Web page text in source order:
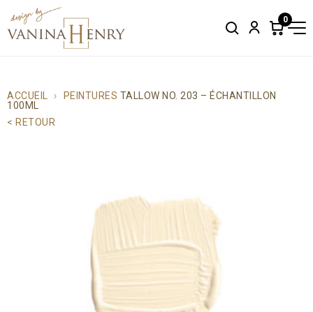
SearchAccount
0
Items
ACCUEIL PEINTURES TALLOW NO. 203 – ÉCHANTILLON
100ML
< RETOUR